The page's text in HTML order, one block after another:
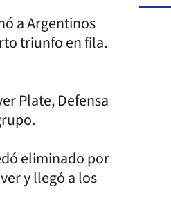
a Argentinos
triunfo en fila.
Plate, Defensa
eliminado por
y llegó a los